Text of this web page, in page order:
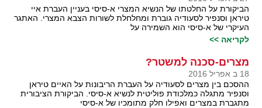
הביקורת על החלטתו של הנשיא המצרי א-סיסי בעניין העברת איי
טיראן וסנפיר לסעודיה גוברת ומחלחלת לשורות הצבא המצרי. האתגר
העיקרי של א-סיסי הוא השמירה על
לקריאה >>
מצרים-סכנה למשטר?
18 ב אפריל 2016
ההסכם בין מצרים לסעודיה על העברת הריבונות על האיים טיראן
וסנפיר מתגלה כמלכודת פוליטית לנשיא א-סיסי. הביקורת הציבורית
מתגברת במצרים ואפילו חלק מתומכיו של א-סיסי